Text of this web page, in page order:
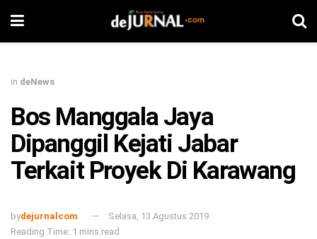
in deNews
Bos Manggala Jaya
Dipanggil Kejati Jabar
Terkait Proyek Di Karawang
bydejurnalcom
Selasa, 13 Agustus 2019
Reading Time: 1 mins read